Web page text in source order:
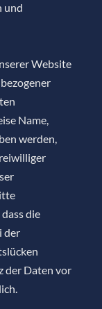
und
Website
Name,
werden,
die
der
der Daten vor